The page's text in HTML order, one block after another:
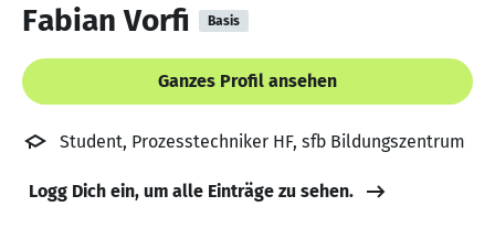
Fabian Vorfi Basis
Ganzes Profil ansehen
Student, Prozesstechniker HF, sfb Bildungszentrum
Logg Dich ein, um alle Einträge zu sehen.